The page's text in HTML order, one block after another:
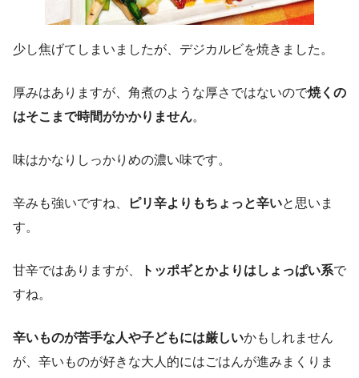
少し焦げてしまいましたが、デジカルビを焼きました。
厚みはありますが、角煮のような厚さではないので焼くの
はそこまで時間がかかりません。
味はかなりしっかりめの濃い味です。
辛みも強いですね、 ピリ辛よりもちょっと辛いと思いま
す。
甘辛ではありますが、 トッポギとかよりはしょっぱい系で
すね。
辛いものが苦手な人や子どもには厳しいかもしれません
が、辛いものが好きな大人的にはごはんが進みまくりま